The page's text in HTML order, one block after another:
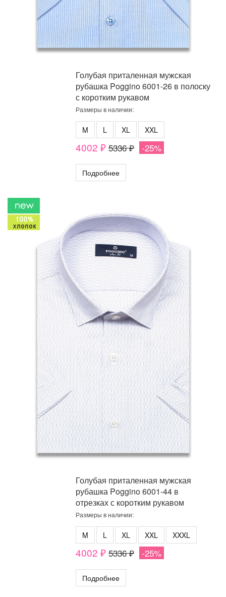
Голубая приталенная мужская
рубашка Poggino 6001-26 в полоску
с коротким рукавом
Размеры в наличии:
M L XL XXL
4002 ₽ 5336 ₽ -25%
Подробнее
Голубая приталенная мужская
рубашка Poggino 6001-44 в
отрезках с коротким рукавом
Размеры в наличии:
M L XL XXL XXXL
4002 ₽ 5336 ₽ -25%
Подробнее